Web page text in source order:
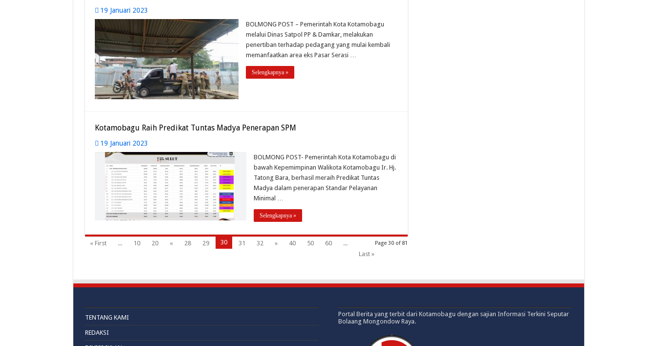
19 Januari 2023
BOLMONG POST – Pemerintah Kota Kotamobagu
melalui Dinas Satpol PP & Damkar, melakukan
penertiban terhadap pedagang yang mulai kembali
memanfaatkan area eks Pasar Serasi …
Selengkapnya »
Kotamobagu Raih Predikat Tuntas Madya Penerapan SPM
19 Januari 2023
BOLMONG POST- Pemerintah Kota Kotamobagu di
bawah Kepemimpinan Walikota Kotamobagu Ir. Hj.
Tatong Bara, berhasil meraih Predikat Tuntas
Madya dalam penerapan Standar Pelayanan
Minimal …
Selengkapnya »
Page 30 of 81
« First ... 10 20 « 28 29 30 31 32 » 40 50 60
...
Last »
TENTANG KAMI
REDAKSI
Portal Berita yang terbit dari Kotamobagu dengan sajian Informasi Terkini Seputar
Bolaang Mongondow Raya.